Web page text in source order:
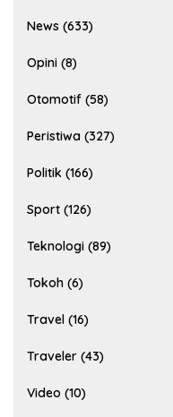
News (633)
Opini (8)
Otomotif (58)
Peristiwa (327)
Politik (166)
Sport (126)
Teknologi (89)
Tokoh (6)
Travel (16)
Traveler (43)
Video (10)